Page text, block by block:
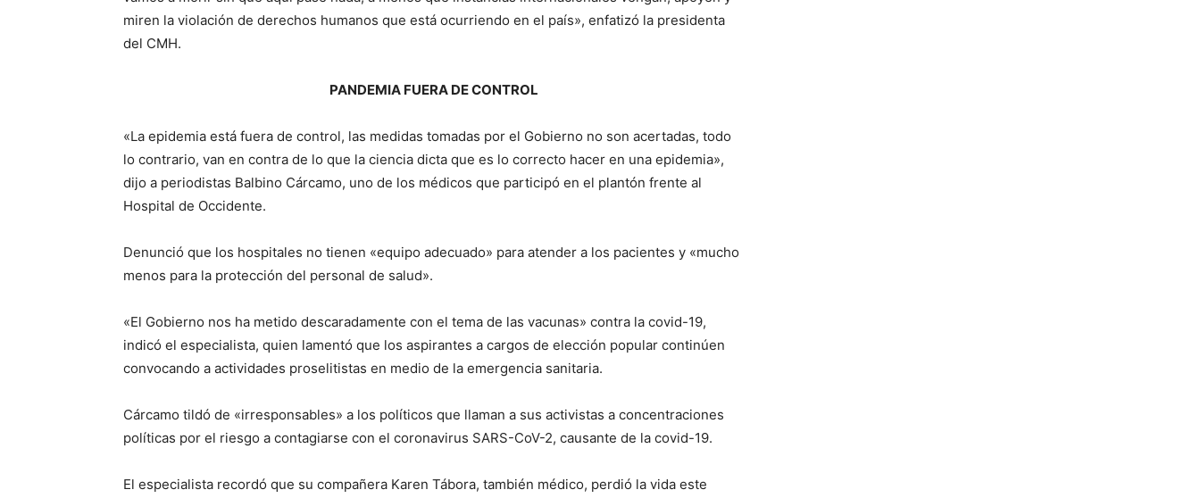
miren la violación de derechos humanos que está ocurriendo en el país», enfatizó la presidenta
del CMH.
PANDEMIA FUERA DE CONTROL
«La epidemia está fuera de control, las medidas tomadas por el Gobierno no son acertadas, todo
lo contrario, van en contra de lo que la ciencia dicta que es lo correcto hacer en una epidemia»,
dijo a periodistas Balbino Cárcamo, uno de los médicos que participó en el plantón frente al
Hospital de Occidente.
Denunció que los hospitales no tienen «equipo adecuado» para atender a los pacientes y «mucho
menos para la protección del personal de salud».
«El Gobierno nos ha metido descaradamente con el tema de las vacunas» contra la covid-19,
indicó el especialista, quien lamentó que los aspirantes a cargos de elección popular continúen
convocando a actividades proselitistas en medio de la emergencia sanitaria.
Cárcamo tildó de «irresponsables» a los políticos que llaman a sus activistas a concentraciones
políticas por el riesgo a contagiarse con el coronavirus SARS-CoV-2, causante de la covid-19.
El especialista recordó que su compañera Karen Tábora, también médico, perdió la vida este